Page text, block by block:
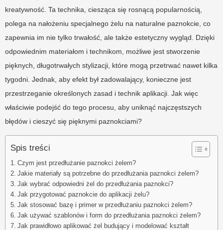
kreatywność. Ta technika, ciesząca się rosnącą popularnością,
polega na nałożeniu specjalnego żelu na naturalne paznokcie, co
zapewnia im nie tylko trwałość, ale także estetyczny wygląd. Dzięki
odpowiednim materiałom i technikom, możliwe jest stworzenie
pięknych, długotrwałych stylizacji, które mogą przetrwać nawet kilka
tygodni. Jednak, aby efekt był zadowalający, konieczne jest
przestrzeganie określonych zasad i technik aplikacji. Jak więc
właściwie podejść do tego procesu, aby uniknąć najczęstszych
błędów i cieszyć się pięknymi paznokciami?
Spis treści
Czym jest przedłużanie paznokci żelem?
Jakie materiały są potrzebne do przedłużania paznokci żelem?
Jak wybrać odpowiedni żel do przedłużania paznokci?
Jak przygotować paznokcie do aplikacji żelu?
Jak stosować bazę i primer w przedłużaniu paznokci żelem?
Jak używać szablonów i form do przedłużania paznokci żelem?
Jak prawidłowo aplikować żel budujący i modelować kształt